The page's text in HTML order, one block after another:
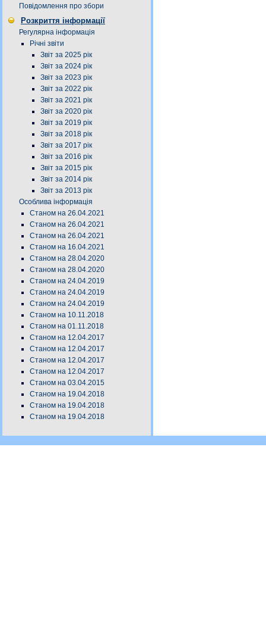
Повідомлення про збори
Розкриття інформації
Регулярна інформація
Річні звіти
Звіт за 2025 рік
Звіт за 2024 рік
Звіт за 2023 рік
Звіт за 2022 рік
Звіт за 2021 рік
Звіт за 2020 рік
Звіт за 2019 рік
Звіт за 2018 рік
Звіт за 2017 рік
Звіт за 2016 рік
Звіт за 2015 рік
Звіт за 2014 рік
Звіт за 2013 рік
Особлива інформація
Станом на 26.04.2021
Станом на 26.04.2021
Станом на 26.04.2021
Станом на 16.04.2021
Станом на 28.04.2020
Станом на 28.04.2020
Станом на 24.04.2019
Станом на 24.04.2019
Станом на 24.04.2019
Станом на 10.11.2018
Станом на 01.11.2018
Станом на 12.04.2017
Станом на 12.04.2017
Станом на 12.04.2017
Станом на 12.04.2017
Станом на 03.04.2015
Станом на 19.04.2018
Станом на 19.04.2018
Станом на 19.04.2018